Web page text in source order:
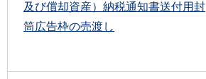
及び償却資産）納税通知書送付用封
筒広告枠の売渡し